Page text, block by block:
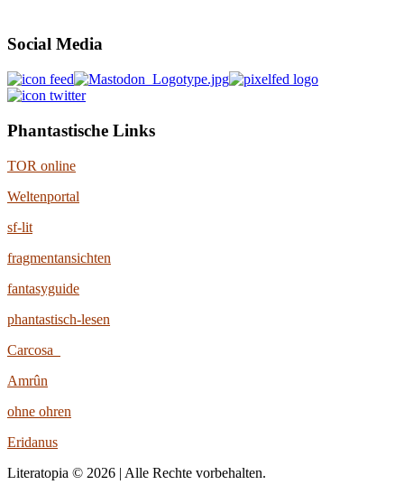
Social Media
Phantastische Links
TOR online
Weltenportal
sf-lit
fragmentansichten
fantasyguide
phantastisch-lesen
Carcosa
Amrûn
ohne ohren
Eridanus
Literatopia © 2026 | Alle Rechte vorbehalten.